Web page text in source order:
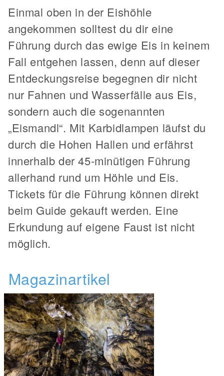
Einmal oben in der Eishöhle
angekommen solltest du dir eine
Führung durch das ewige Eis in keinem
Fall entgehen lassen, denn auf dieser
Entdeckungsreise begegnen dir nicht
nur Fahnen und Wasserfälle aus Eis,
sondern auch die sogenannten
„Eismandl“. Mit Karbidlampen läufst du
durch die Hohen Hallen und erfährst
innerhalb der 45-minütigen Führung
allerhand rund um Höhle und Eis.
Tickets für die Führung können direkt
beim Guide gekauft werden. Eine
Erkundung auf eigene Faust ist nicht
möglich.
Magazinartikel